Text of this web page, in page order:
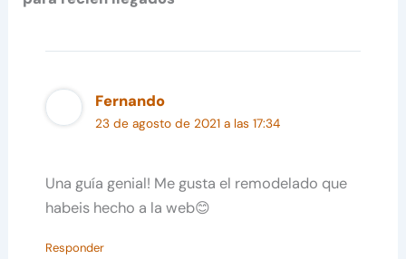
Fernando
23 de agosto de 2021 a las 17:34
Una guía genial! Me gusta el remodelado que
habeis hecho a la web😊
Responder